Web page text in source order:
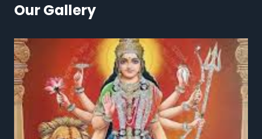
Our Gallery